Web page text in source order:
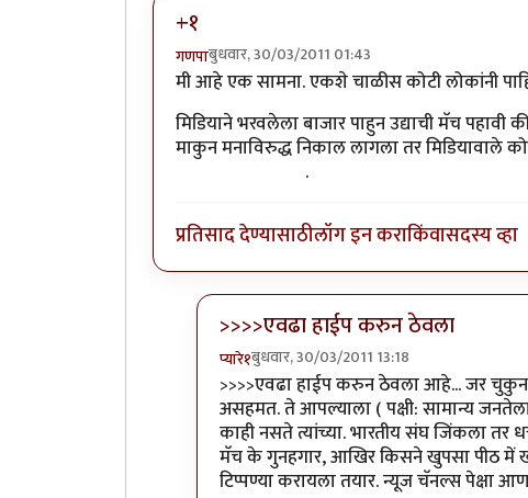
+१
गणपाबुधवार, 30/03/2011 01:43
मी आहे एक सामना. एकशे चाळीस कोटी लोकांनी
मिडियाने भरवलेला बाजार पाहुन उद्याची मॅच
माकुन मनाविरुद्ध निकाल लागला तर मिडियावाले
.
प्रतिसाद देण्यासाठीलॉग इन कराकिंवासदस्य व्हा
>>>>एवढा हाईप करुन ठेवला
प्यारे१बुधवार, 30/03/2011 13:18
In reply to+१byगणपा
>>>>एवढा हाईप करुन ठेवला आहे... जर चुकुन
असहमत. ते आपल्याला ( पक्षी: सामान्य
काही नसते त्यांच्या. भारतीय संघ जिंकला तर
मॅच के गुनहगार, आखिर किसने खुपसा पीठ में
टिप्पण्या करायला तयार. न्यूज चॅनल्स